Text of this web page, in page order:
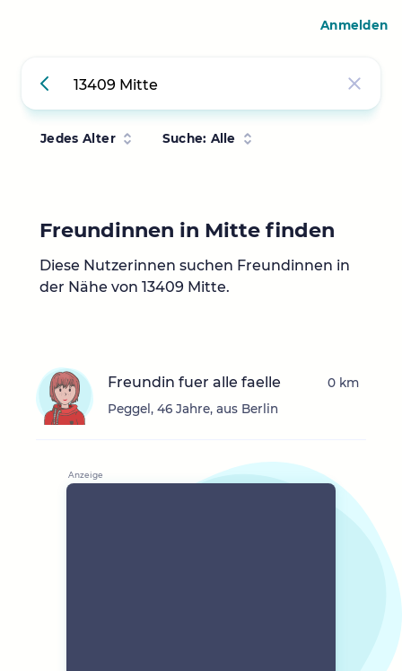
Jedes Alter Suche: Alle
Freundinnen in Mitte finden
Diese Nutzerinnen suchen Freundinnen in
der Nähe von 13409 Mitte.
Freundin fuer alle faelle
Peggel, 46 Jahre, aus Berlin
0 km
Anmelden